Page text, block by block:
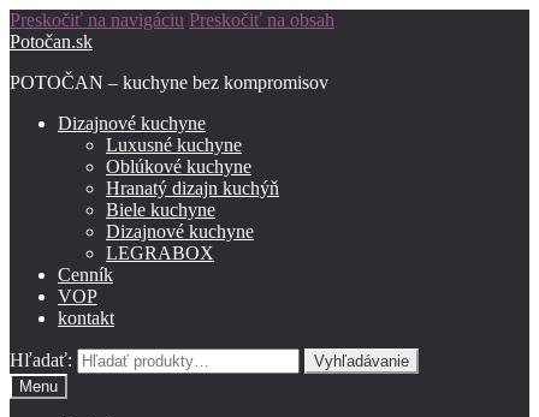
Preskočiť na navigáciu Preskočiť na obsah
Potočan.sk
POTOČAN – kuchyne bez kompromisov
Dizajnové kuchyne
Luxusné kuchyne
Oblúkové kuchyne
Hranatý dizajn kuchýň
Biele kuchyne
Dizajnové kuchyne
LEGRABOX
Cenník
VOP
kontakt
Hľadať:
Vyhľadávanie
Menu